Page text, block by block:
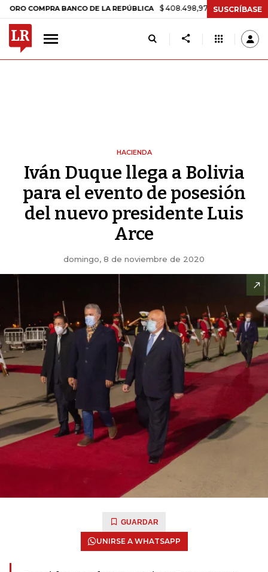
BANCO DE LA REPÚBLICA $ 408.498,97 +$ 8.753,81 +2,19%
SUSCRÍBASE
HACIENDA
Iván Duque llega a Bolivia
para el evento de posesión
del nuevo presidente Luis
Arce
domingo, 8 de noviembre de 2020
GUARDAR
UNIRSE A WHATSAPP